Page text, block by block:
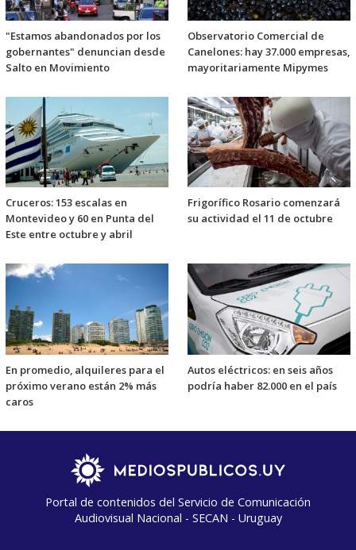
"Estamos abandonados por los
gobernantes" denuncian desde
Salto en Movimiento
Observatorio Comercial de
Canelones: hay 37.000 empresas,
mayoritariamente Mipymes
Cruceros: 153 escalas en
Montevideo y 60 en Punta del
Este entre octubre y abril
Frigorífico Rosario comenzará
su actividad el 11 de octubre
En promedio, alquileres para el
próximo verano están 2% más
caros
Autos eléctricos: en seis años
podría haber 82.000 en el país
Portal de contenidos del Servicio de Comunicación
Audiovisual Nacional - SECAN - Uruguay